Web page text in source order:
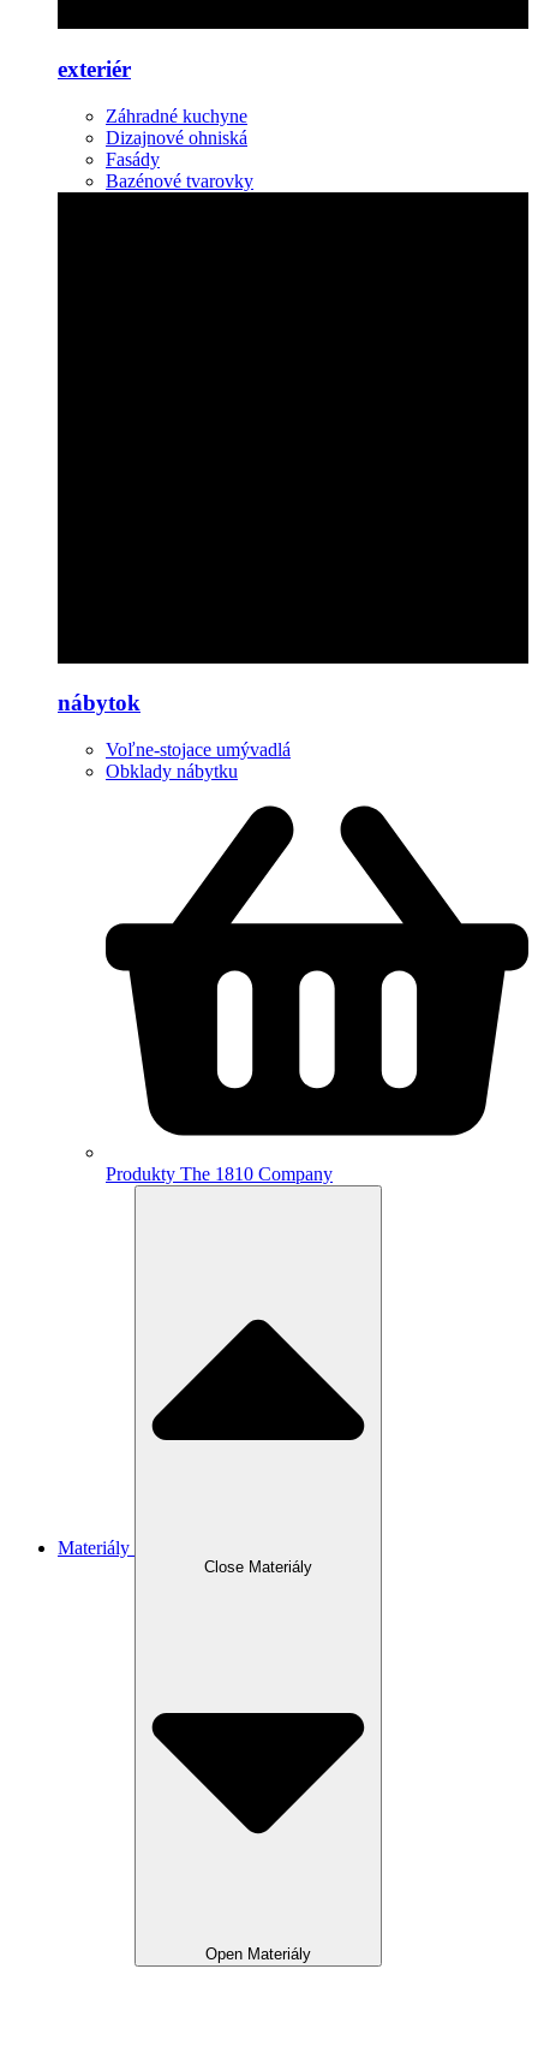
exteriér
Záhradné kuchyne
Dizajnové ohniská
Fasády
Bazénové tvarovky
nábytok
Voľne-stojace umývadlá
Obklady nábytku
Produkty The 1810 Company
Materiály
Close Materiály
Open Materiály